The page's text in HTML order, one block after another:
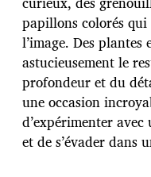
t
i
o
n
papillons colorés
l’image. Des
astucieusement le
profondeur et du
une occasion
d’expérimenter
et de s’évader dans